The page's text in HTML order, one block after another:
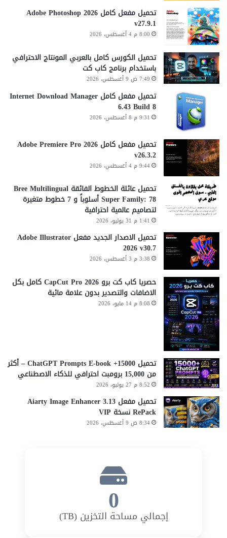
تحميل مفعل كامل Adobe Photoshop 2026
v27.9.1
8:00 م 4 أغسطس، 2026
تحميل الكورس كامل بالعربي المونتاج الاحترافي
باستخدام برنامج كاب كت
7:49 ص 9 أغسطس، 2026
تحميل مفعل كامل Internet Download Manager
6.43 Build 8
9:31 م 8 أغسطس، 2026
تحميل مفعل كامل Adobe Premiere Pro 2026
v26.3.2
9:44 م 4 أغسطس، 2026
تحميل عائلة الخطوط الفائقة Bree Multilingual
Super Family: 78 أسلوباً و 7 خطوط متغيرة
لتصاميم عالمية احترافية
1:41 م 31 يوليو، 2026
تحميل الاصدار الجديد مفعل Adobe Illustrator
2026 v30.7
3:38 م 3 أغسطس، 2026
حصريا كاب كت برو CapCut Pro 2026 كامل بكل
الاضافات والتصدير بدون علامة مائية
8:08 م 14 مايو، 2026
تحميل 15000+ ChatGPT Prompts E-book – أكثر
من 15,000 برومبت احترافي للذكاء الاصطناعي
8:52 م 27 يوليو، 2026
تحميل مفعل Aiarty Image Enhancer 3.13
RePack نسخة VIP
8:34 ص 9 أغسطس، 2026
0
إجمالي مساحة التخزين (TB)